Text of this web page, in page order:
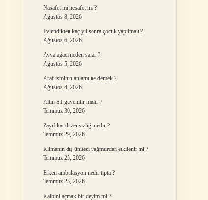
Nasafet mi nesafet mi ?
Ağustos 8, 2026
Evlendikten kaç yıl sonra çocuk yapılmalı ?
Ağustos 6, 2026
Ayva ağacı neden sarar ?
Ağustos 5, 2026
Araf isminin anlamı ne demek ?
Ağustos 4, 2026
Altın S1 güvenilir midir ?
Temmuz 30, 2026
Zayıf kat düzensizliği nedir ?
Temmuz 29, 2026
Klimanın dış ünitesi yağmurdan etkilenir mi ?
Temmuz 25, 2026
Erken ambulasyon nedir tıpta ?
Temmuz 25, 2026
Kalbini açmak bir deyim mi ?